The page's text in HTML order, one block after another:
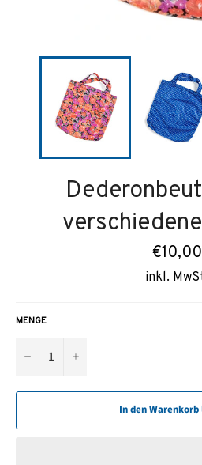
Normaler
Preis
€10,00
inkl.
MENGE
− +
In den